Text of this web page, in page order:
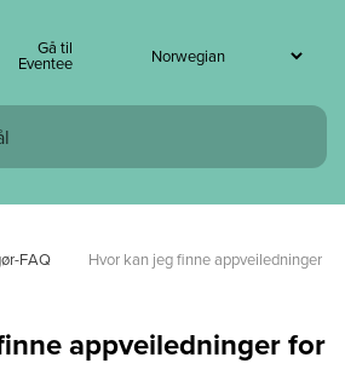
Gå til
Eventee
FAQ
Hvor kan jeg finne appveiledninger
appveiledninger for